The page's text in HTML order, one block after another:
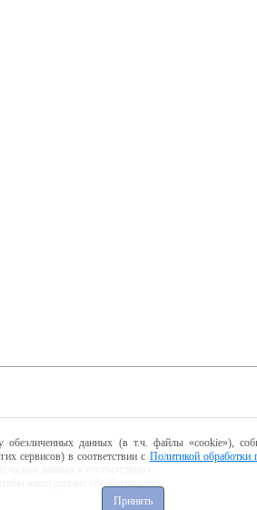
данных в соответствии с
обезличенных данных (в т.ч. файлы «cookie»),
сервисов) в соответствии с Политикой обработки
Принять